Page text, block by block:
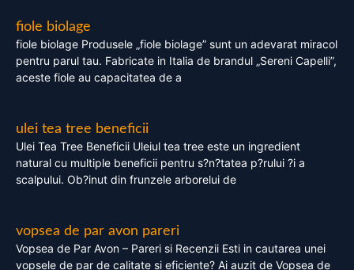
fiole biolage
fiole biolage Produsele „fiole biolage” sunt un adevarat miracol
pentru parul tau. Fabricate in Italia de brandul „Sereni Capelli”,
aceste fiole au capacitatea de a
ulei tea tree beneficii
Ulei Tea Tree Beneficii Uleiul tea tree este un ingredient
natural cu multiple beneficii pentru s?n?tatea p?rului ?i a
scalpului. Ob?inut din frunzele arborelui de
vopsea de par avon pareri
Vopsea de Par Avon – Pareri si Recenzii Esti in cautarea unei
vopsele de par de calitate si eficiente? Ai auzit de Vopsea de